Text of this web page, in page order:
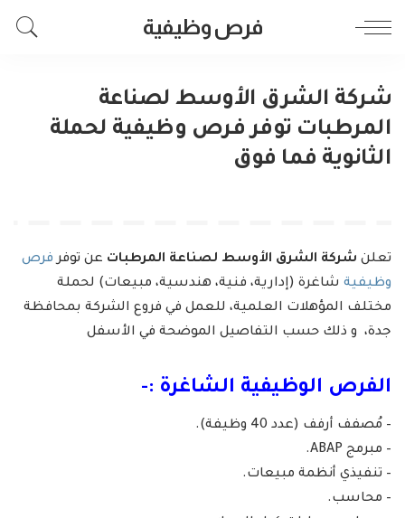
فرص وظيفية
شركة الشرق الأوسط لصناعة
المرطبات توفر فرص وظيفية لحملة
الثانوية فما فوق
تعلن شركة الشرق الأوسط لصناعة المرطبات عن توفرفرص
وظيفية شاغرة (إدارية، فنية، هندسية، مبيعات) لحملة
مختلف المؤهلات العلمية، للعمل في فروع الشركة بمحافظة
جدة، و ذلك حسب التفاصيل الموضحة في الأسفل
الفرص الوظيفية الشاغرة :-
– مُصفف أرفف (عدد 40 وظيفة).
– مبرمج ABAP.
– تنفيذي أنظمة مبيعات.
– محاسب.